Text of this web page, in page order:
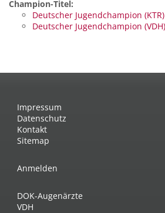
Champion-Titel:
Deutscher Jugendchampion (KTR)
Deutscher Jugendchampion (VDH)
Impressum
Datenschutz
Kontakt
Sitemap
Anmelden
DOK-Augenärzte
VDH